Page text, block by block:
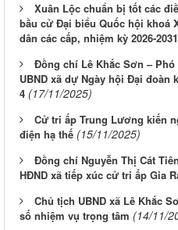
Xuân Lộc chuẩn bị tốt các
bầu cử Đại biểu Quốc hội khoá
dân các cấp, nhiệm kỳ 2026-2031
Đồng chí Lê Khắc Sơn –
UBND xã dự Ngày hội Đại đoàn
4 (17/11/2025)
Cử tri ấp Trung Lương kiến
điện hạ thế (15/11/2025)
Đồng chí Nguyễn Thị Cát
HĐND xã tiếp xúc cử tri ấp Gia
Chủ tịch UBND xã Lê Khắc
số nhiệm vụ trọng tâm (14/11/